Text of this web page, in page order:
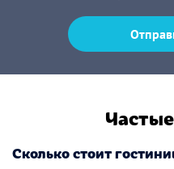
Сколько стоит